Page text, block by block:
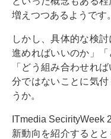
増えつつあるようです。
しかし、具体的な検
進めればいいのか」「
「どう組み合わせれ
分ではないことに気
うか。
ITmedia SecirityWeek
新動向を紹介すると